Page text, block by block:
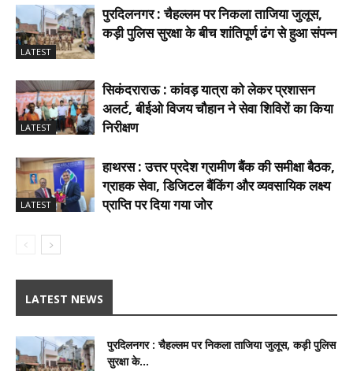
LATEST
पुरदिलनगर : चैहल्लम पर निकला ताजिया जुलूस,
कड़ी पुलिस सुरक्षा के बीच शांतिपूर्ण ढंग से हुआ संपन्न
LATEST
सिकंदराराऊ : कांवड़ यात्रा को लेकर प्रशासन
अलर्ट, बीईओ विजय चौहान ने सेवा शिविरों का किया
निरीक्षण
LATEST
हाथरस : उत्तर प्रदेश ग्रामीण बैंक की समीक्षा बैठक,
ग्राहक सेवा, डिजिटल बैंकिंग और व्यवसायिक लक्ष्य
प्राप्ति पर दिया गया जोर
LATEST NEWS
पुरदिलनगर : चैहल्लम पर निकला ताजिया जुलूस, कड़ी पुलिस
सुरक्षा के...